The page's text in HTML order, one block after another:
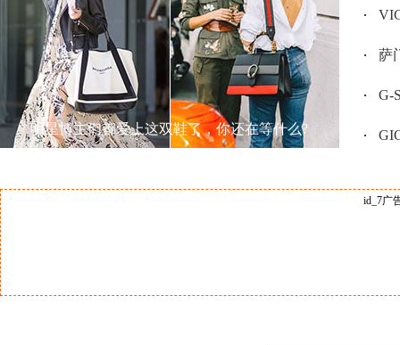
明星博主们都爱上这双鞋了，你还在等什么?
萨
G-
id_7广